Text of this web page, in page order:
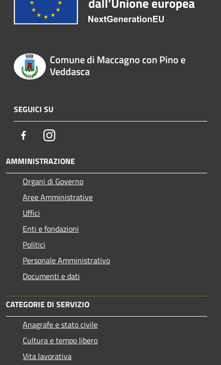
Comune di Maccagno con Pino e
Veddasca
SEGUICI SU
FacebookInstagram
AMMINISTRAZIONE
Organi di Governo
Aree Amministrative
Uffici
Enti e fondazioni
Politici
Personale Amministrativo
Documenti e dati
CATEGORIE DI SERVIZIO
Anagrafe e stato civile
Cultura e tempo libero
Vita lavorativa